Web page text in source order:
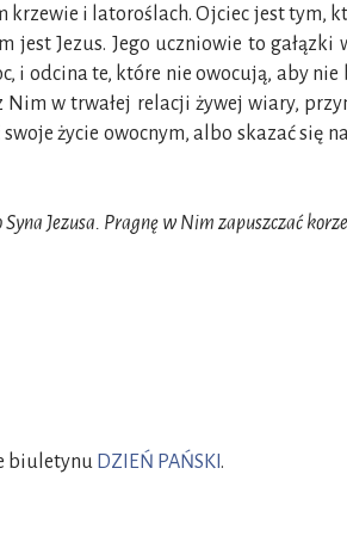
i latoroślach. Ojciec jest tym,
Jezus. Jego uczniowie to
i odcina te, które nie owocują, aby
w trwałej relacji żywej wiary,
życie owocnym, albo skazać
Jezusa. Pragnę w Nim zapuszczać
biuletynu DZIEŃ PAŃSKI .